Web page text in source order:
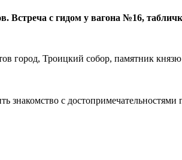
с гидом у вагона №16,
город, Троицкий собор, памятник
знакомство с достопримечательностями